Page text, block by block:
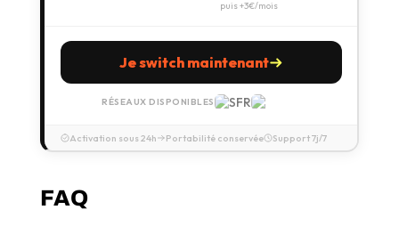
puis +3€/mois
Je switch maintenant
RÉSEAUX DISPONIBLES
Activation sous 24h Portabilité conservée Support 7j/7
FAQ